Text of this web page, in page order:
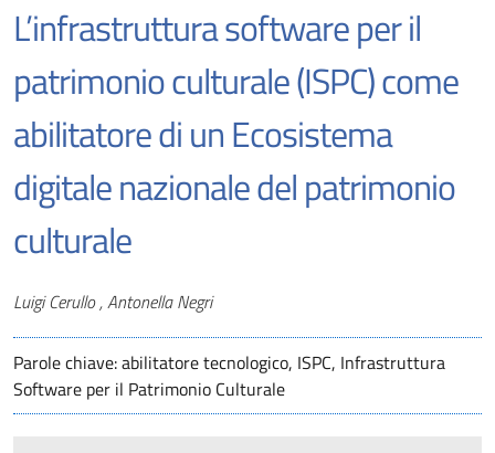
L’infrastruttura software per il
patrimonio culturale (ISPC) come
abilitatore di un Ecosistema
digitale nazionale del patrimonio
culturale
Autori
Luigi Cerullo , Antonella Negri
Parole chiave: abilitatore tecnologico, ISPC, Infrastruttura
Software per il Patrimonio Culturale